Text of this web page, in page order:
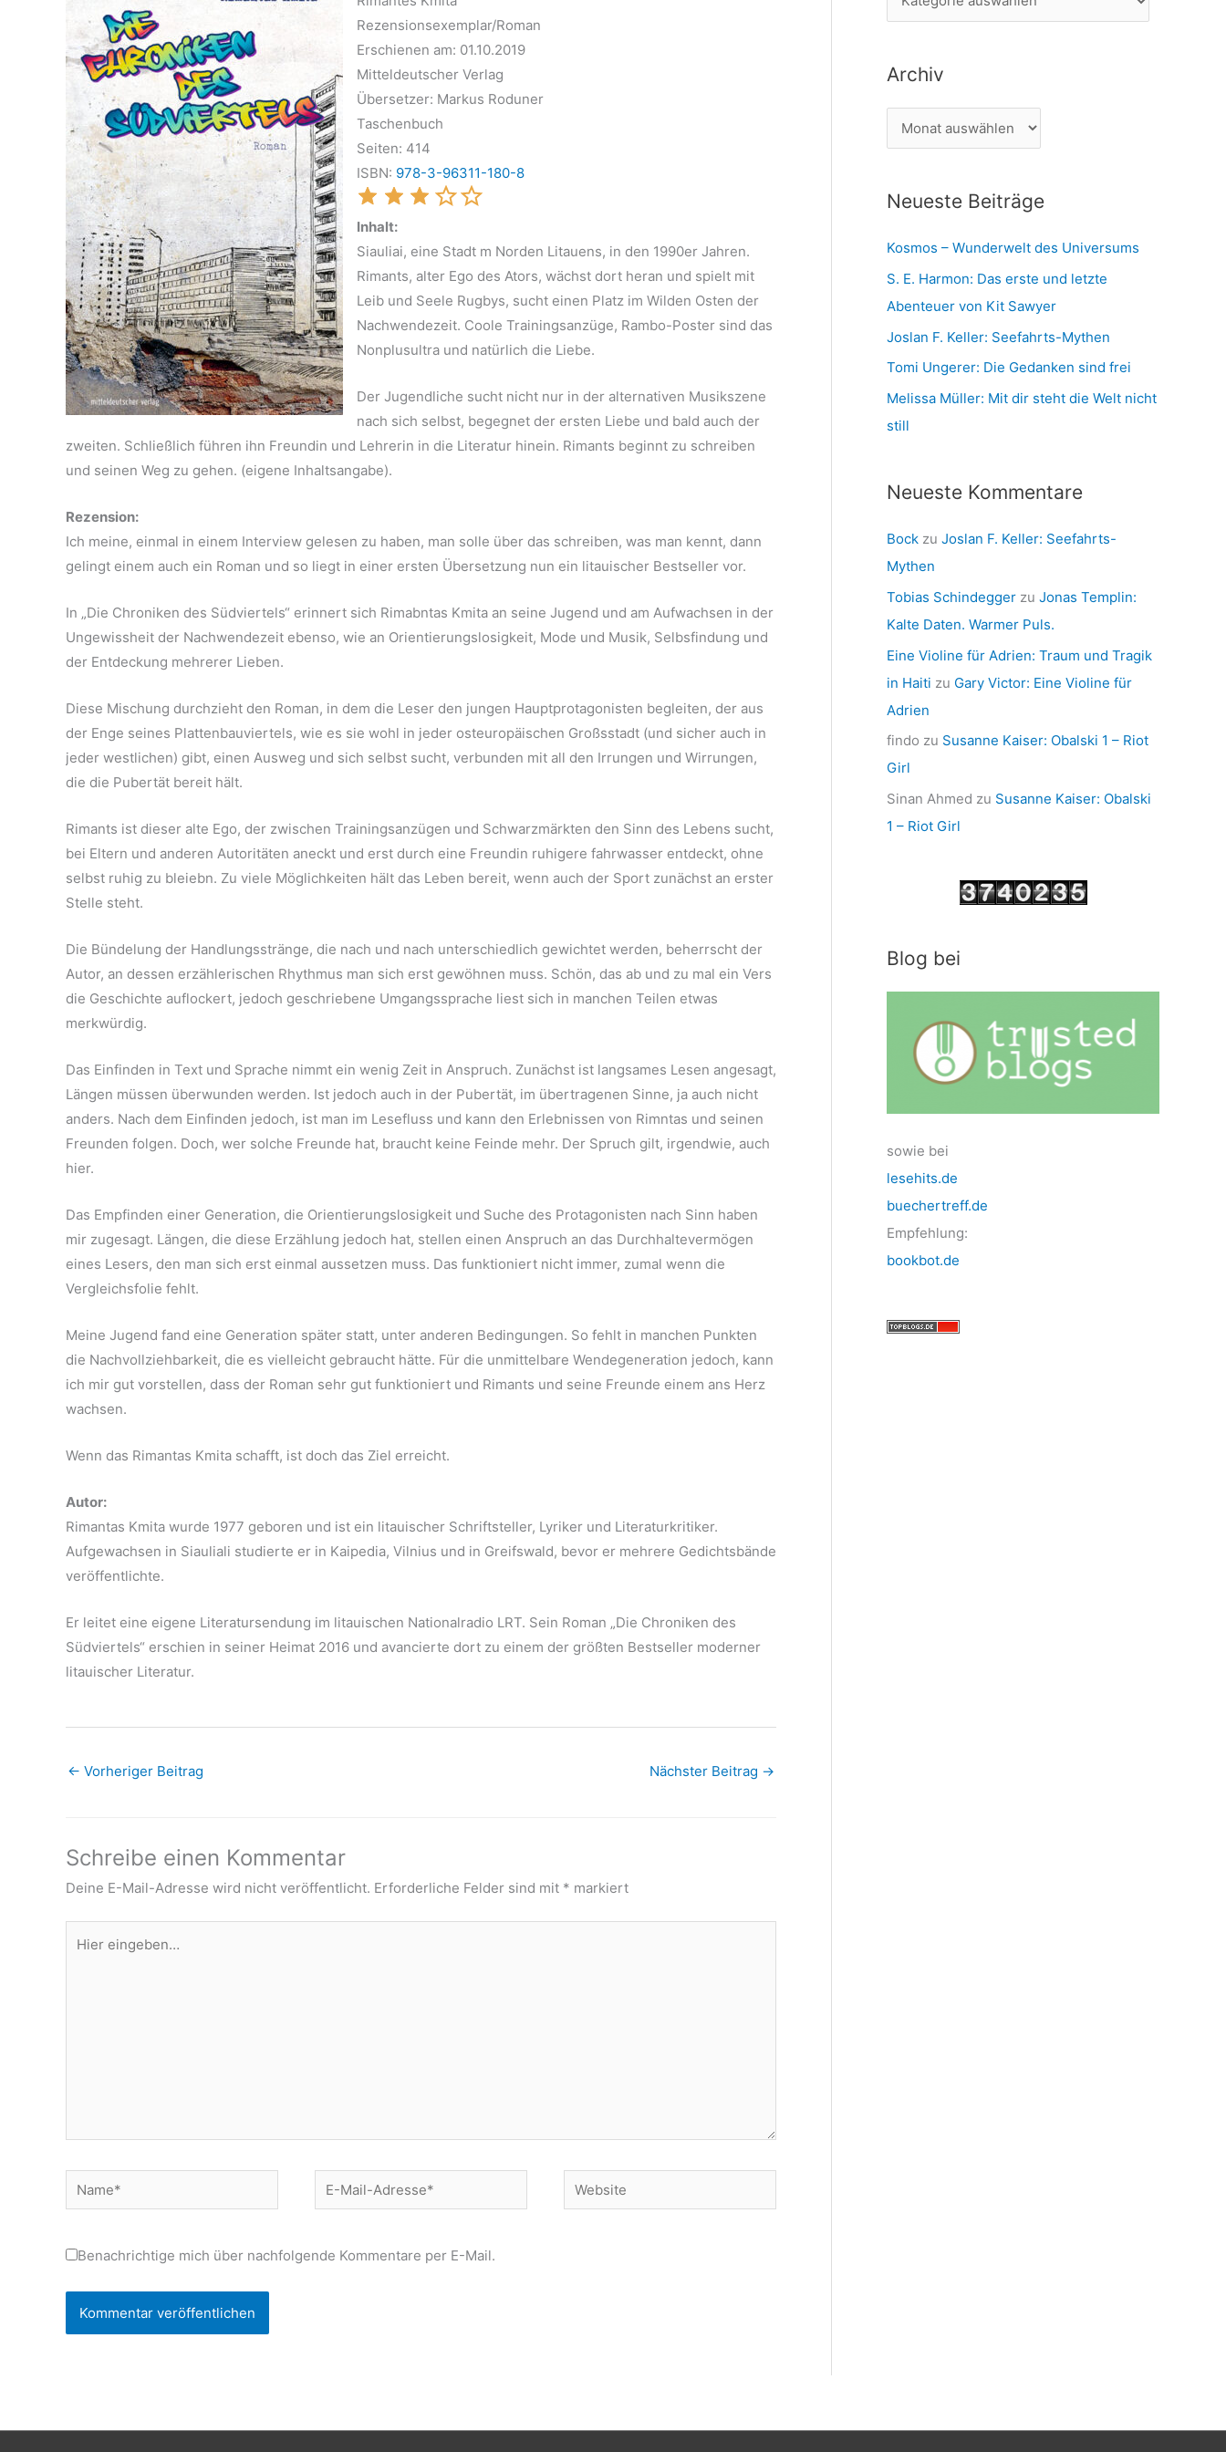
Rezensionsexemplar/Roman
Erschienen am: 01.10.2019
Mitteldeutscher Verlag
Übersetzer: Markus Roduner
Taschenbuch
Seiten: 414
ISBN: 978-3-96311-180-8
Inhalt:
Siauliai, eine Stadt m Norden Litauens, in den 1990er Jahren.
Rimants, alter Ego des Ators, wächst dort heran und spielt mit
Leib und Seele Rugbys, sucht einen Platz im Wilden Osten der
Nachwendezeit. Coole Trainingsanzüge, Rambo-Poster sind das
Nonplusultra und natürlich die Liebe.
Der Jugendliche sucht nicht nur in der alternativen Musikszene
nach sich selbst, begegnet der ersten Liebe und bald auch der
zweiten. Schließlich führen ihn Freundin und Lehrerin in die Literatur hinein. Rimants beginnt zu schreiben
und seinen Weg zu gehen. (eigene Inhaltsangabe).
Rezension:
Ich meine, einmal in einem Interview gelesen zu haben, man solle über das schreiben, was man kennt, dann
gelingt einem auch ein Roman und so liegt in einer ersten Übersetzung nun ein litauischer Bestseller vor.
In „Die Chroniken des Südviertels“ erinnert sich Rimabntas Kmita an seine Jugend und am Aufwachsen in der
Ungewissheit der Nachwendezeit ebenso, wie an Orientierungslosigkeit, Mode und Musik, Selbsfindung und
der Entdeckung mehrerer Lieben.
Diese Mischung durchzieht den Roman, in dem die Leser den jungen Hauptprotagonisten begleiten, der aus
der Enge seines Plattenbauviertels, wie es sie wohl in jeder osteuropäischen Großsstadt (und sicher auch in
jeder westlichen) gibt, einen Ausweg und sich selbst sucht, verbunden mit all den Irrungen und Wirrungen,
die die Pubertät bereit hält.
Rimants ist dieser alte Ego, der zwischen Trainingsanzügen und Schwarzmärkten den Sinn des Lebens sucht,
bei Eltern und anderen Autoritäten aneckt und erst durch eine Freundin ruhigere fahrwasser entdeckt, ohne
selbst ruhig zu bleiebn. Zu viele Möglichkeiten hält das Leben bereit, wenn auch der Sport zunächst an erster
Stelle steht.
Die Bündelung der Handlungsstränge, die nach und nach unterschiedlich gewichtet werden, beherrscht der
Autor, an dessen erzählerischen Rhythmus man sich erst gewöhnen muss. Schön, das ab und zu mal ein Vers
die Geschichte auflockert, jedoch geschriebene Umgangssprache liest sich in manchen Teilen etwas
merkwürdig.
Das Einfinden in Text und Sprache nimmt ein wenig Zeit in Anspruch. Zunächst ist langsames Lesen angesagt,
Längen müssen überwunden werden. Ist jedoch auch in der Pubertät, im übertragenen Sinne, ja auch nicht
anders. Nach dem Einfinden jedoch, ist man im Lesefluss und kann den Erlebnissen von Rimntas und seinen
Freunden folgen. Doch, wer solche Freunde hat, braucht keine Feinde mehr. Der Spruch gilt, irgendwie, auch
hier.
Das Empfinden einer Generation, die Orientierungslosigkeit und Suche des Protagonisten nach Sinn haben
mir zugesagt. Längen, die diese Erzählung jedoch hat, stellen einen Anspruch an das Durchhaltevermögen
eines Lesers, den man sich erst einmal aussetzen muss. Das funktioniert nicht immer, zumal wenn die
Vergleichsfolie fehlt.
Meine Jugend fand eine Generation später statt, unter anderen Bedingungen. So fehlt in manchen Punkten
die Nachvollziehbarkeit, die es vielleicht gebraucht hätte. Für die unmittelbare Wendegeneration jedoch, kann
ich mir gut vorstellen, dass der Roman sehr gut funktioniert und Rimants und seine Freunde einem ans Herz
wachsen.
Wenn das Rimantas Kmita schafft, ist doch das Ziel erreicht.
Autor:
Rimantas Kmita wurde 1977 geboren und ist ein litauischer Schriftsteller, Lyriker und Literaturkritiker.
Aufgewachsen in Siauliali studierte er in Kaipedia, Vilnius und in Greifswald, bevor er mehrere Gedichtsbände
veröffentlichte.
Er leitet eine eigene Literatursendung im litauischen Nationalradio LRT. Sein Roman „Die Chroniken des
Südviertels“ erschien in seiner Heimat 2016 und avancierte dort zu einem der größten Bestseller moderner
litauischer Literatur.
← Vorheriger Beitrag Nächster Beitrag →
Schreibe einen Kommentar
Deine E-Mail-Adresse wird nicht veröffentlicht. Erforderliche Felder sind mit * markiert
eingeben…
Name*
E-
Mail-
Website
Benachrichtige mich über nachfolgende Kommentare per E-Mail.
c
h
a
e
e
n
Archiv
r
h
v
Neueste Beiträge
Kosmos – Wunderwelt des Universums
S. E. Harmon: Das erste und letzte
Abenteuer von Kit Sawyer
Joslan F. Keller: Seefahrts-Mythen
Tomi Ungerer: Die Gedanken sind frei
Melissa Müller: Mit dir steht die Welt nicht
still
Neueste Kommentare
Bock zu Joslan F. Keller: Seefahrts-
Mythen
Tobias Schindegger zu Jonas Templin:
Kalte Daten. Warmer Puls.
Eine Violine für Adrien: Traum und Tragik
in Haiti zu Gary Victor: Eine Violine für
Adrien
findo zu Susanne Kaiser: Obalski 1 – Riot
Girl
Sinan Ahmed zu Susanne Kaiser: Obalski
1 – Riot Girl
Blog bei
sowie bei
lesehits.de
buechertreff.de
Empfehlung:
bookbot.de